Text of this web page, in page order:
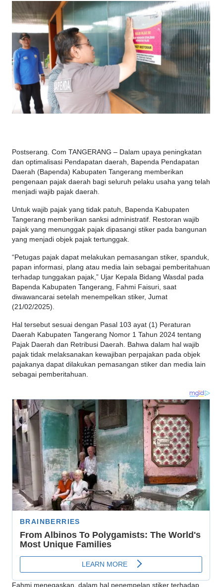
Postserang. Com TANGERANG – Dalam upaya peningkatan
dan optimalisasi Pendapatan daerah, Bapenda Pendapatan
Daerah (Bapenda) Kabupaten Tangerang memberikan
pengenaan pajak daerah bagi seluruh pelaku usaha yang telah
menjadi wajib pajak daerah.
Untuk wajib pajak yang tidak patuh, Bapenda Kabupaten
Tangerang memberikan sanksi administratif. Restoran wajib
pajak yang menunggak pajak dipasangi stiker pada bangunan
yang menjadi objek pajak tertunggak.
“Petugas pajak dapat melakukan pemasangan stiker, spanduk,
papan informasi, plang atau media lain sebagai pemberitahuan
terhadap tunggakan pajak,” Ujar Kepala Bidang Wasdal pada
Bapenda Kabupaten Tangerang, Fahmi Faisuri, saat
diwawancarai setelah menempelkan stiker, Jumat
(21/02/2025).
Hal tersebut sesuai dengan Pasal 103 ayat (1) Peraturan
Daerah Kabupaten Tangerang Nomor 1 Tahun 2024 tentang
Pajak Daerah dan Retribusi Daerah. Bahwa dalam hal wajib
pajak tidak melaksanakan kewajiban perpajakan pada objek
pajakanya dapat dilakukan pemasangan stiker dan media lain
sebagai pemberitahuan.
Fahmi menegaskan, dalam hal penempelan stiker terhadap